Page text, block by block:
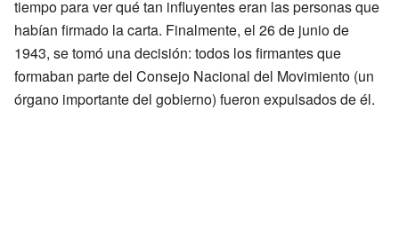
tiempo para ver qué tan influyentes eran las personas que
habían firmado la carta. Finalmente, el 26 de junio de
1943, se tomó una decisión: todos los firmantes que
formaban parte del Consejo Nacional del Movimiento (un
órgano importante del gobierno) fueron expulsados de él.